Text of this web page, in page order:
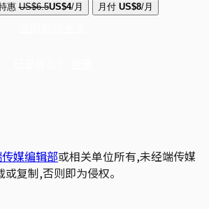
惠 US$6.5US$4/月 月付 US$8/月
媒编辑部或相关单位所有,未经端传媒
复制,否则即为侵权。